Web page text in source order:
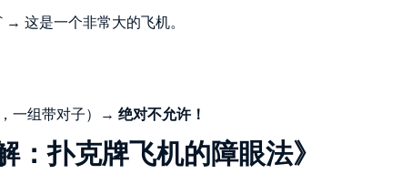
这是一个非常大的飞机。
一组带对子）→ 绝对不允许！
：扑克牌飞机的障眼法》